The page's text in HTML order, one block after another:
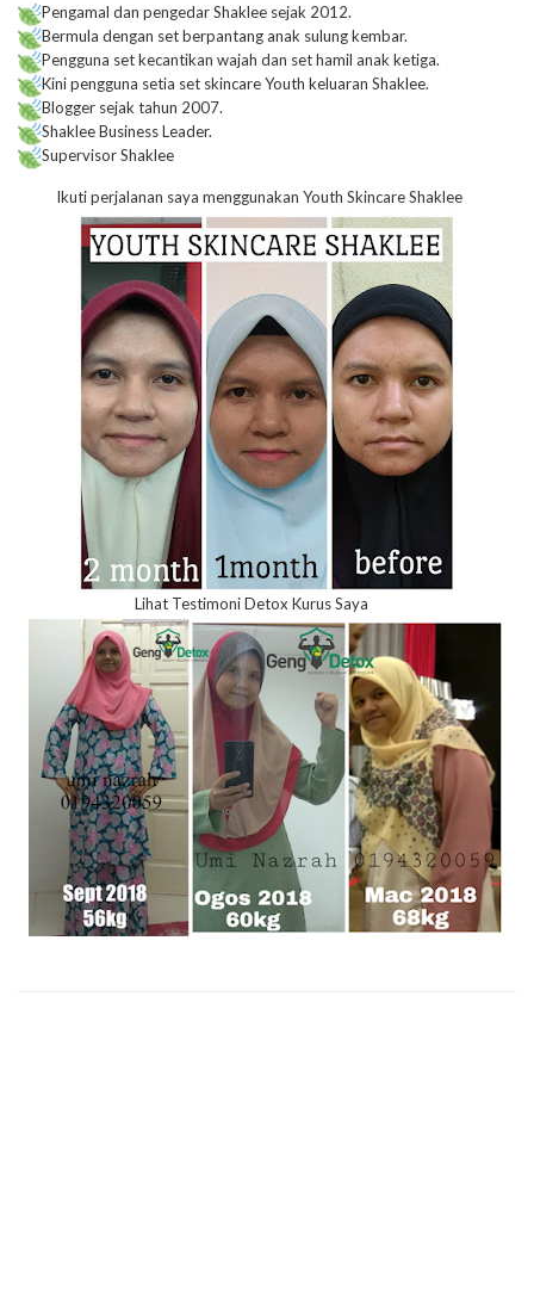
Pengamal dan pengedar Shaklee sejak 2012.
Bermula dengan set berpantang anak sulung kembar.
Pengguna set kecantikan wajah dan set hamil anak ketiga.
Kini pengguna setia set skincare Youth keluaran Shaklee.
Blogger sejak tahun 2007.
Shaklee Business Leader.
Supervisor Shaklee
Ikuti perjalanan saya menggunakan Youth Skincare Shaklee
Lihat Testimoni Detox Kurus Saya